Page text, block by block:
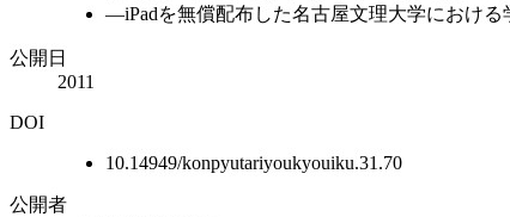
―iPadを無償配布した名古屋文理大学におけ
公開日
2011
DOI
10.14949/konpyutariyoukyouiku.31.70
公開者